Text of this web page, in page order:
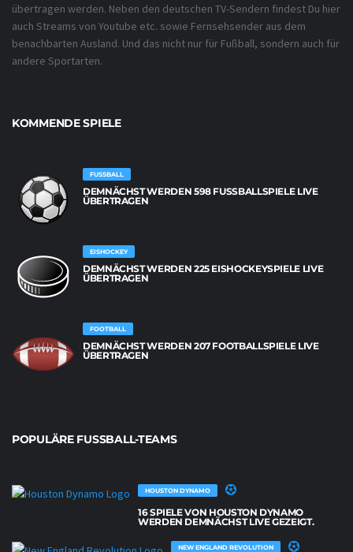
übertragen werden. Neben den deutschen TV-Sendern findest Du hier
auch Streams von Youtube etc. sowie Fernsehsender aus dem
benachbarten Ausland. Und das nicht nur für Fußball, sondern auch für
andere Sportarten.
KOMMENDE SPIELE
FUSSBALL
DEMNÄCHST WERDEN 598 FUSSBALLSPIELE LIVE Ü
BERTRAGEN
EISHOCKEY
DEMNÄCHST WERDEN 225 EISHOCKEYSPIELE LIVE
ÜBERTRAGEN
FOOTBALL
DEMNÄCHST WERDEN 207 FOOTBALLSPIELE LIVE
ÜBERTRAGEN
POPULÄRE FUSSBALL-TEAMS
HOUSTON DYNAMO
16 SPIELE VON HOUSTON DYNAMO
WERDEN DEMNÄCHST LIVE GEZEIGT.
NEW ENGLAND REVOLUTION